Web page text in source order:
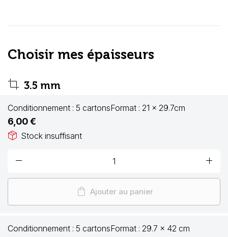
Choisir mes épaisseurs
crop 3.5 mm
Conditionnement : 5 cartonsFormat : 21 x 29.7cm
6,00 €
package_2 Stock insuffisant
remove add
shopping_bag Ajouter au panier
Conditionnement : 5 cartonsFormat : 29.7 x 42 cm